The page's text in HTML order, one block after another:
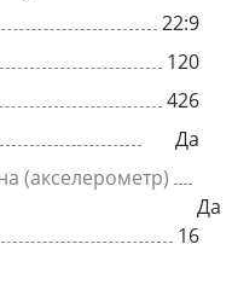
22:9
120
426
Да
(акселерометр)
Да
16